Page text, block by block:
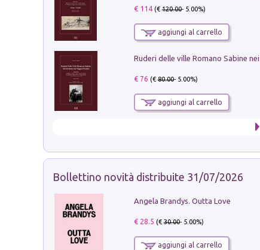
€ 114(€120.00- 5.00%)
aggiungi al carrello
€ 76 (€80.00- 5.00%)
aggiungi al carrello
Bollettino novità distribuite 31/07/2026
Angela Brandys. Outta Love
€ 28.5 (€30.00- 5.00%)
aggiungi al carrello